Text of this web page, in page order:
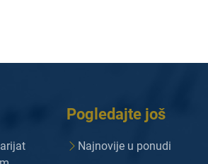
Pogledajte još
Najnovije u ponudi